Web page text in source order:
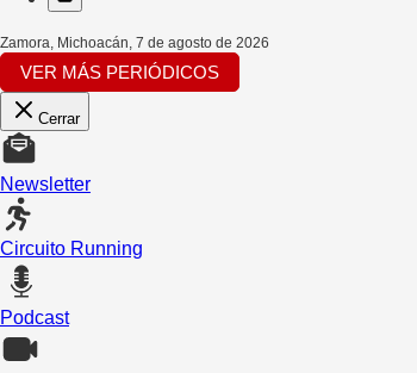
Zamora, Michoacán, 7 de agosto de 2026
VER MÁS PERIÓDICOS
Cerrar
Newsletter
Circuito Running
Podcast